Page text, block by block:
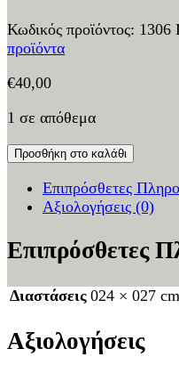
Κωδικός προϊόντος: 1306
προϊόντα
€40,00
1 σε απόθεμα
Προσθήκη στο καλάθι
Επιπρόσθετες
Αξιολογήσεις (0)
Επιπρόσθετες
Διαστάσεις 024 × 027 cm
Αξιολογήσεις